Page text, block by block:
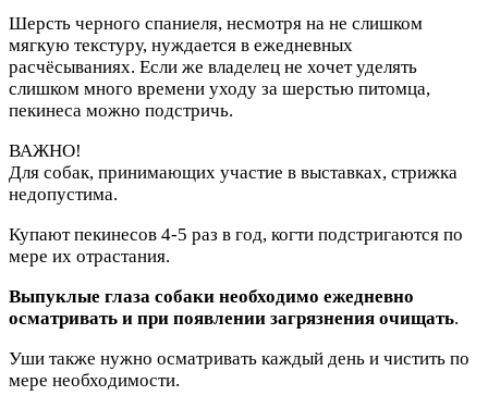
Шерсть черного спаниеля, несмотря на не слишком
мягкую текстуру, нуждается в ежедневных
расчёсываниях. Если же владелец не хочет уделять
слишком много времени уходу за шерстью питомца,
пекинеса можно подстричь.
ВАЖНО!
Для собак, принимающих участие в выставках, стрижка
недопустима.
Купают пекинесов 4-5 раз в год, когти подстригаются по
мере их отрастания.
Выпуклые глаза собаки необходимо ежедневно
осматривать и при появлении загрязнения очищать.
Уши также нужно осматривать каждый день и чистить по
мере необходимости.